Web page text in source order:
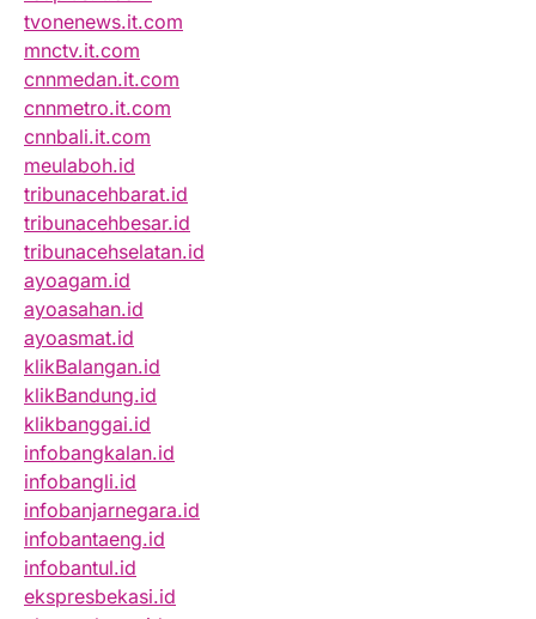
tvonenews.it.com
mnctv.it.com
cnnmedan.it.com
cnnmetro.it.com
cnnbali.it.com
meulaboh.id
tribunacehbarat.id
tribunacehbesar.id
tribunacehselatan.id
ayoagam.id
ayoasahan.id
ayoasmat.id
klikBalangan.id
klikBandung.id
klikbanggai.id
infobangkalan.id
infobangli.id
infobanjarnegara.id
infobantaeng.id
infobantul.id
ekspresbekasi.id